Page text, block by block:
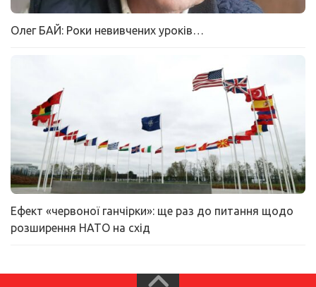
Олег БАЙ: Роки невивчених уроків…
Ефект «червоної ганчірки»: ще раз до питання щодо
розширення НАТО на схід